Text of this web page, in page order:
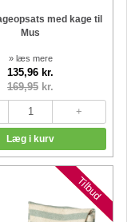
med kage til
Mus
» læs mere
135,96 kr.
169,95 kr.
Nyheder
Tilbud